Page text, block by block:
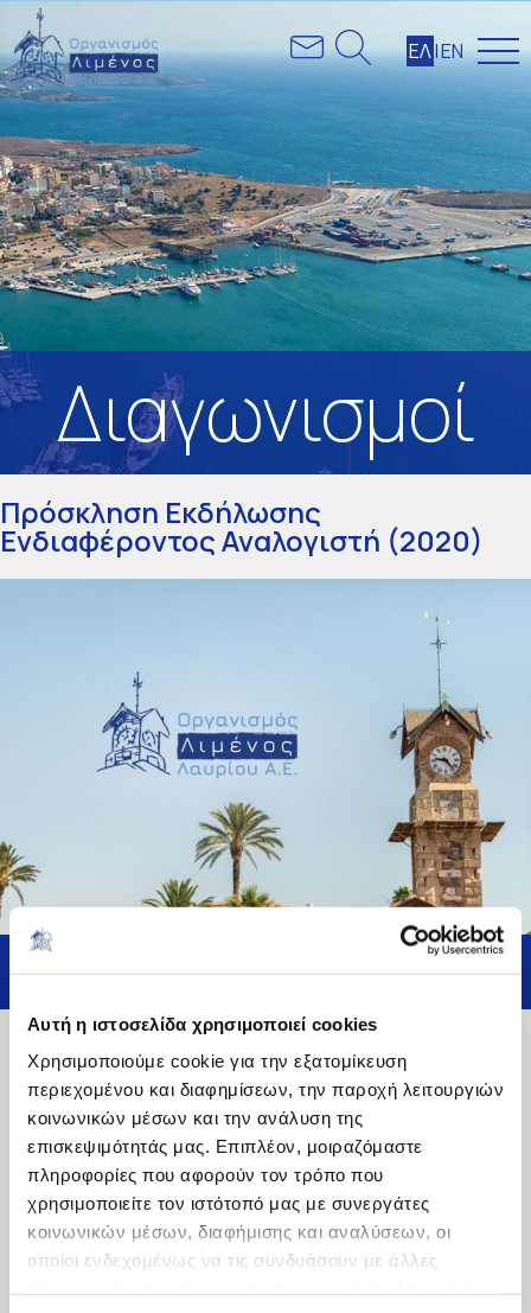
Αυτή η ιστοσελίδα χρησιμοποιεί cookies
Χρησιμοποιούμε cookie για την εξατομίκευση
περιεχομένου και διαφημίσεων, την παροχή λειτουργιών
κοινωνικών μέσων και την ανάλυση της
επισκεψιμότητάς μας. Επιπλέον, μοιραζόμαστε
πληροφορίες που αφορούν τον τρόπο που
χρησιμοποιείτε τον ιστότοπό μας με συνεργάτες
κοινωνικών μέσων, διαφήμισης και αναλύσεων, οι
οποίοι ενδεχομένως να τις συνδυάσουν με άλλες
ΕΛ|ΕΝ
Διαγωνισμοί
Πρόσκληση Εκδήλωσης
Ενδιαφέροντος Αναλογιστή (2020)
26 Μαΐου, 2020 ΕΠΙΣΤΡΟΦΗ
Πρόσκληση Εκδήλωσης Ενδιαφέροντος
Αναλογιστή (2020)
Κάντε κλικ για να κατεβάσετε το αρχείο